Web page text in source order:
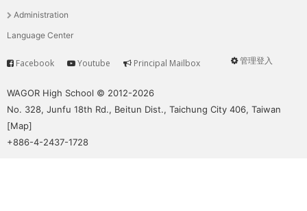
單Administration
Language Center
User
管理登入
Service
Facebook Youtube Principal Mailbox
WAGOR High School © 2012-2026
No. 328, Junfu 18th Rd., Beitun Dist., Taichung City 406, Taiwan
[Map]
+886-4-2437-1728